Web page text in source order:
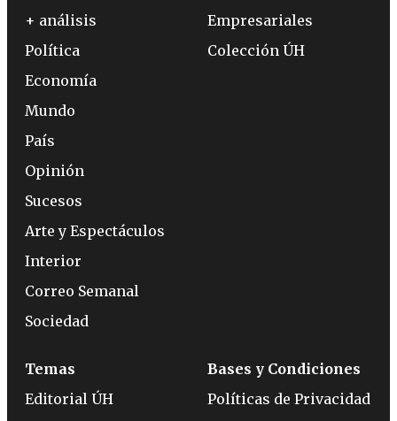
+ análisis
Política
Economía
Mundo
País
Opinión
Sucesos
Arte y Espectáculos
Interior
Correo Semanal
Sociedad
Empresariales
Colección ÚH
Temas
Editorial ÚH
Bases y Condiciones
Políticas de Privacidad